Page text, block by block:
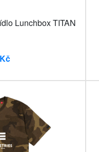
Lunchbox TITAN